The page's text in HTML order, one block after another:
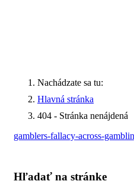
Nachádzate sa tu:
Hlavná stránka
404 - Stránka nenájdená
gamblers-fallacy-across-
Hľadať na stránke